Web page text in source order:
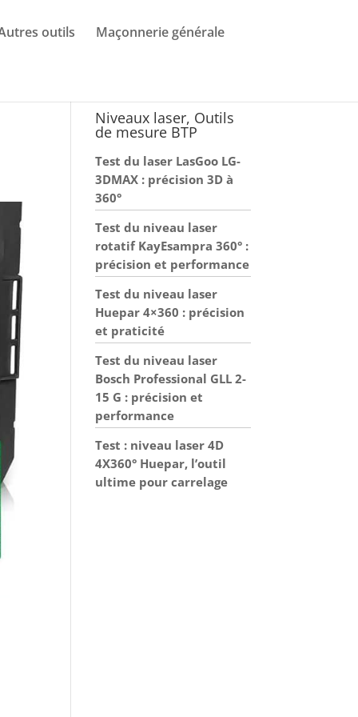
outils Maçonnerie générale
Niveaux laser, Outils
de mesure BTP
Test du laser LasGoo LG-
3DMAX : précision 3D à
360°
Test du niveau laser
rotatif KayEsampra 360° :
précision et performance
Test du niveau laser
Huepar 4×360 : précision
et praticité
Test du niveau laser
Bosch Professional GLL 2-
15 G : précision et
performance
Test : niveau laser 4D
4X360° Huepar, l’outil
ultime pour carrelage